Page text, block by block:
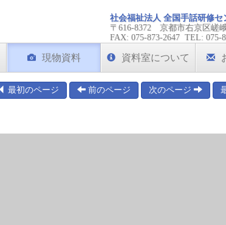
社会福祉法人 全国手話研修セ
〒616-8372 京都市右京区嵯
FAX: 075-873-2647 TEL: 075-
現物資料 資料室について
最初のページ 前のページ 次のページ